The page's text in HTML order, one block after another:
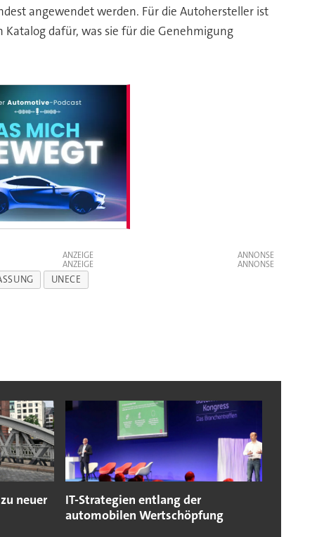
angewendet werden. Für die Autohersteller ist
dafür, was sie für die Genehmigung
ANZEIGE
ANZEIGE
UNECE
neuer
IT-Strategien entlang der
automobilen Wertschöpfung